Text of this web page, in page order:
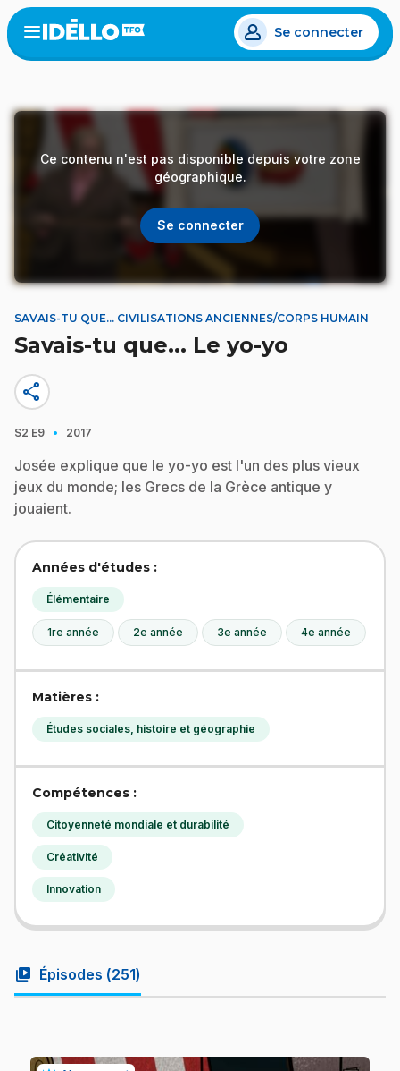
Aller
au
contenu
Open
menu
Se connecter
Ce contenu n'est pas disponible depuis votre zone
géographique.
Se connecter
SAVAIS-TU QUE... CIVILISATIONS ANCIENNES/CORPS HUMAIN
Savais-tu que... Le yo-yo
share
S2 E9 · 2017
Josée explique que le yo-yo est l'un des plus vieux
jeux du monde; les Grecs de la Grèce antique y
jouaient.
Années d'études :
Élémentaire
1re année 2e année 3e année 4e année
Matières :
Études sociales, histoire et géographie
Compétences :
Citoyenneté mondiale et durabilité
Créativité
Innovation
video_library Épisodes (251)